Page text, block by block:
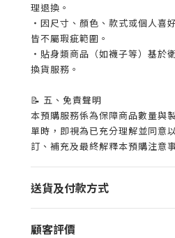
理退換。
・因尺寸、顏色、款式或個人喜
皆不屬瑕疵範圍。
・貼身類商品（如襪子等）基於
換貨服務。
📝 五、免責聲明
本預購服務係為保障商品數量與
單時，即視為已充分理解並同意
訂、補充及最終解釋本預購注意
送貨及付款方式
顧客評價